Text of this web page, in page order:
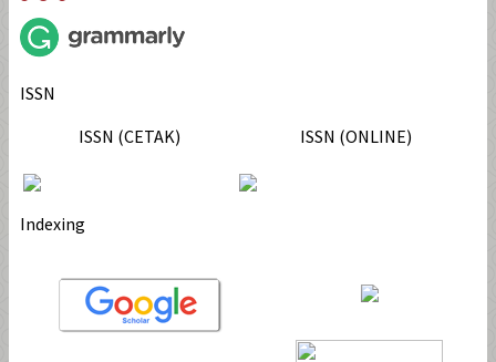
ISSN
ISSN (CETAK)
ISSN (ONLINE)
Indexing